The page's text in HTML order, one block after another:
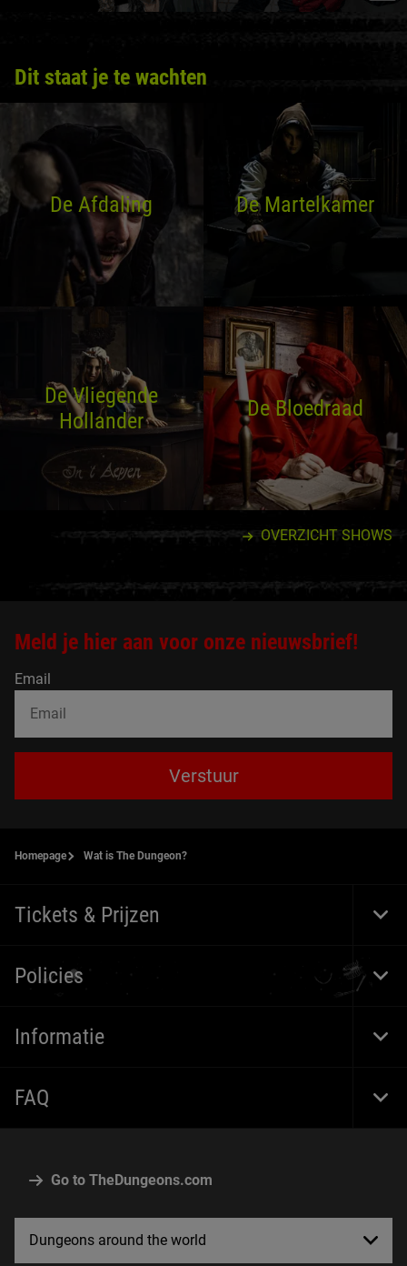
Dit staat je te wachten
De Afdaling De Martelkamer
De Vliegende
Hollander
De Bloedraad
OVERZICHT SHOWS
Meld je hier aan voor onze nieuwsbrief!
Email
Verstuur
Go to TheDungeons.com
Dungeons around the world
Homepage Wat is The Dungeon?
Tickets & Prijzen
Policies
Informatie
FAQ